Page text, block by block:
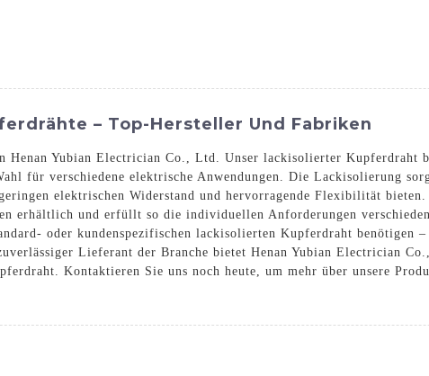
– Top-Hersteller Und Fabriken
Yubian Electrician Co., Ltd. Unser lackisolierter Kupferdraht
für verschiedene elektrische Anwendungen. Die Lackisolierung
elektrischen Widerstand und hervorragende Flexibilität
erhältlich und erfüllt so die individuellen Anforderungen
oder kundenspezifischen lackisolierten Kupferdraht benötigen
Lieferant der Branche bietet Henan Yubian Electrician
Kontaktieren Sie uns noch heute, um mehr über unsere